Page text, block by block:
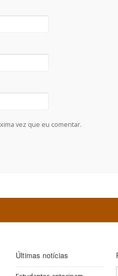
vez que eu comentar.
Últimas notícias